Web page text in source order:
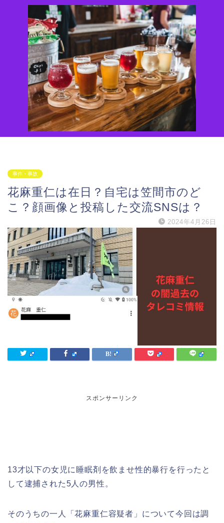
事件・事故
花麻重仁は在日？自宅は笠間市のど
こ？顔画像と投稿した交流SNSは？
2024年4月26日
スポンサーリンク
13才以下の女児に睡眠剤を飲ませ性的暴行を行ったと
して逮捕された5人の男性。
そのうちの一人「花麻重仁容疑者」について今回は調